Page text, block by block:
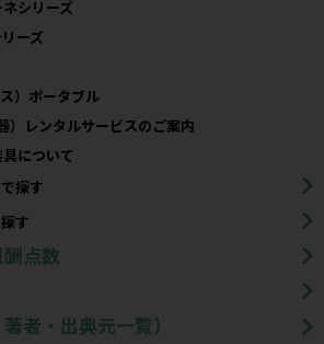
シリーズ
ーズ
）ポータブル
）レンタルサービスのご案内
について​
探す
す
点数
者・出典元一覧）